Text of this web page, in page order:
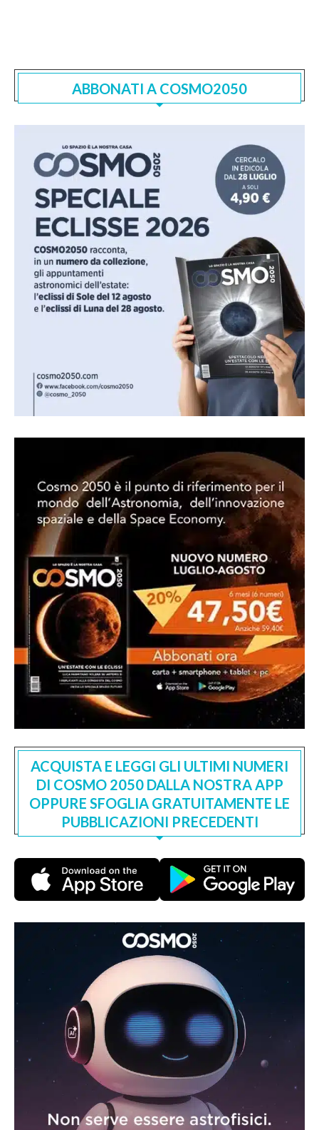
ABBONATI A COSMO2050
ACQUISTA E LEGGI GLI ULTIMI NUMERI
DI COSMO 2050 DALLA NOSTRA APP
OPPURE SFOGLIA GRATUITAMENTE LE
PUBBLICAZIONI PRECEDENTI